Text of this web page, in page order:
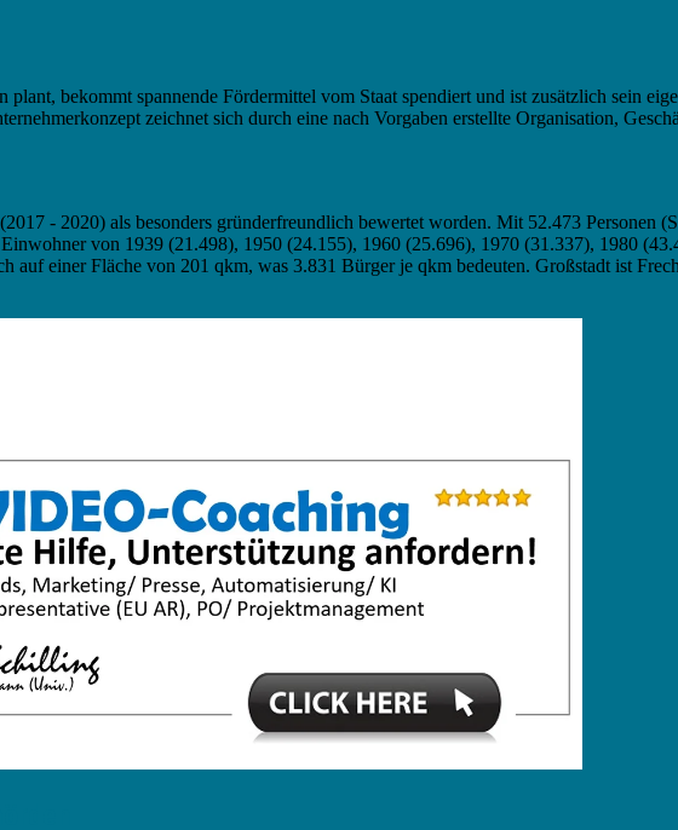
bekommt spannende Fördermittel vom Staat spendiert und ist zusätzlich sein
zeichnet sich durch eine nach Vorgaben erstellte Organisation,
- 2020) als besonders gründerfreundlich bewertet worden. Mit 52.473 Personen
von 1939 (21.498), 1950 (24.155), 1960 (25.696), 1970 (31.337), 1980
auf einer Fläche von 201 qkm, was 3.831 Bürger je qkm bedeuten. Großstadt ist